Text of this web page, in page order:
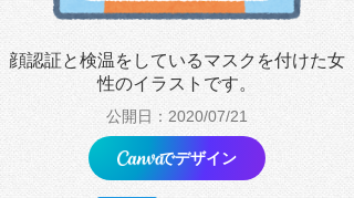
顔認証と検温をしているマスクを付けた女
性のイラストです。
公開日：2020/07/21
でデザイン